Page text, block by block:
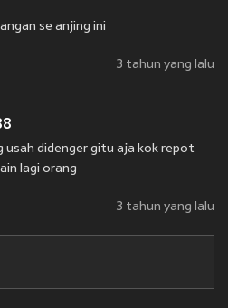
se anjing ini
3 tahun yang lalu
usah didenger gitu aja kok repot
lagi orang
3 tahun yang lalu